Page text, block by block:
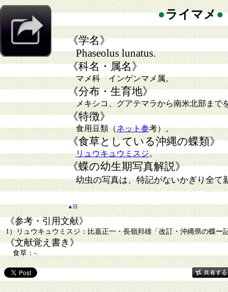
●ライマメ●
《学名》
Phaseolus lunatus.
《科名・属名》
マメ科 インゲンマメ属。
《分布・生育地》
メキシコ、グアテマラから南米北部まで
《特徴》
食用豆類（ネット参考）。
《食草としている沖縄の蝶類》
リュウキュウミスジ。
《蝶の幼生期写真解説》
幼虫の写真は、特記がないかぎり全て
▲ 日
《参考・引用文献》
1）リュウキュウミスジ：比嘉正一・長嶺邦雄「改訂・沖縄県の蝶ー
《文献覚え書き》
食草：-.